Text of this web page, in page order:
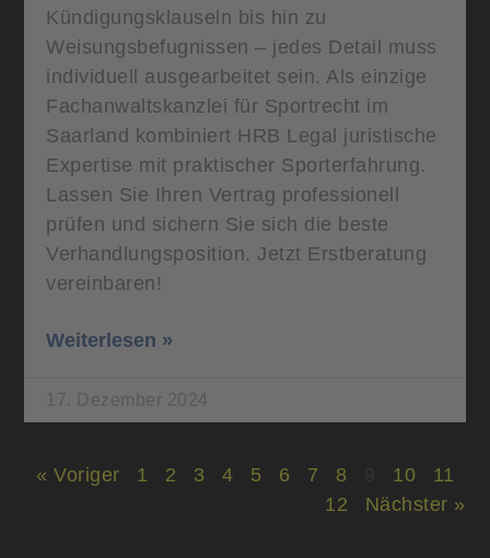
Kündigungsklauseln bis hin zu
Weisungsbefugnissen – jedes Detail muss
individuell ausgearbeitet sein. Als einzige
Fachanwaltskanzlei für Sportrecht im
Saarland kombiniert HRB Legal juristische
Expertise mit praktischer Sporterfahrung.
Lassen Sie Ihren Vertrag professionell
prüfen und sichern Sie sich die beste
Verhandlungsposition. Jetzt Erstberatung
vereinbaren!
Weiterlesen »
17. Dezember 2024
« Voriger 1 2 3 4 5 6 7 8 10
11
12
Nächster »